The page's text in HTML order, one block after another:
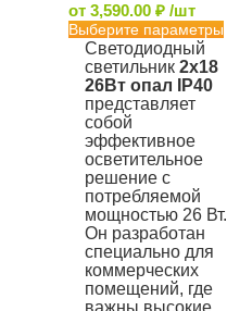
от 3,590.00 ₽ /шт
Выберите параметры
Светодиодный
светильник 2х18
26Вт опал IP40
представляет
собой
эффективное
осветительное
решение с
потребляемой
мощностью 26 Вт.
Он разработан
специально для
коммерческих
помещений, где
важны высокие